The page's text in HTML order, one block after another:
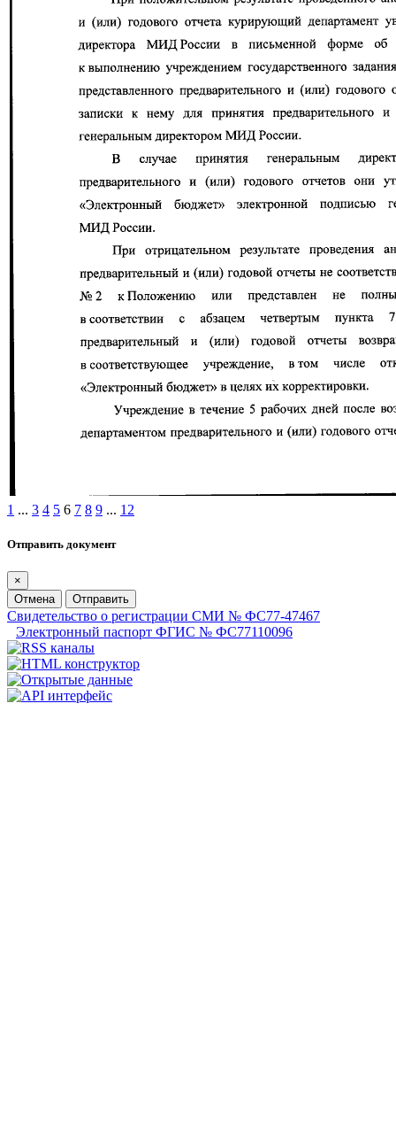
1 ... 3 4 5 6 7 8 9 ... 12
Отправить документ
×
Отмена
Отправить
Свидетельство о регистрации СМИ № ФС77-47467
Электронный паспорт ФГИС № ФС77110096